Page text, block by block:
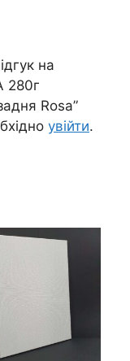
на
280г
Rosa”
увійти.